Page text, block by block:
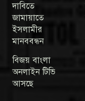
দাবিতে
জামায়াতে
ইসলামীর
মানববন্ধন
বিজয় বাংলা
অনলাইন টিভি
আসছে